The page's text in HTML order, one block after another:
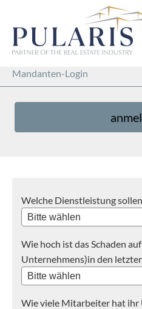
Mandanten-Login
Welche Dienstleistung
Wie hoch ist das Schaden
Unternehmens)in den
Wie viele Mitarbeiter hat ihr